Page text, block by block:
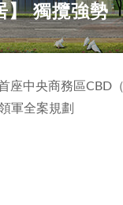
】 獨攬強勢
座中央商務區CBD
軍全案規劃